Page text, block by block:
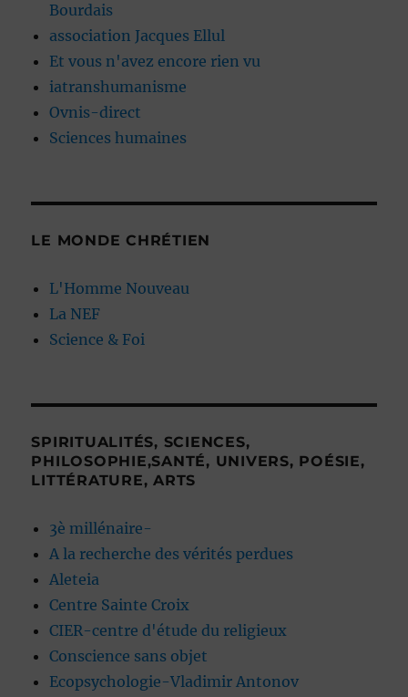
Bourdais
association Jacques Ellul
Et vous n'avez encore rien vu
iatranshumanisme
Ovnis-direct
Sciences humaines
LE MONDE CHRÉTIEN
L'Homme Nouveau
La NEF
Science & Foi
SPIRITUALITÉS, SCIENCES,
PHILOSOPHIE,SANTÉ, UNIVERS, POÉSIE,
LITTÉRATURE, ARTS
3è millénaire-
A la recherche des vérités perdues
Aleteia
Centre Sainte Croix
CIER-centre d'étude du religieux
Conscience sans objet
Ecopsychologie-Vladimir Antonov